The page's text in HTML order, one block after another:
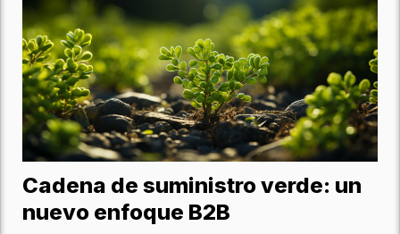
Cadena de suministro verde: un
nuevo enfoque B2B